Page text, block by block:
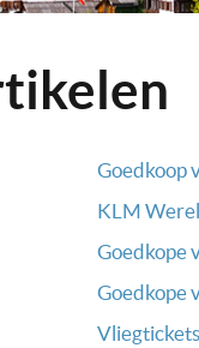
Goedkoop
KLM
Goedkope
Goedkope